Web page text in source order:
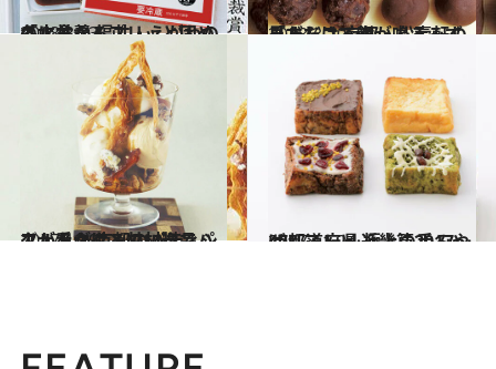
2018.3.23
冬に食べるプリッと固めの水羊羹 福井・えがわの「水羊かん」
グルメ 2018.3.20
見ただけで喉が鳴るみずみずしさ 京都・松壽軒の「あんころ餅」
グルメ
2017.10.9
タルトタタンの材料でパフェを？ 京都のパティシエが手がける甘い逸品
グルメ 2017.11.24
47都道府県 極上の手みやげリスト ～近畿篇2017～
グルメ